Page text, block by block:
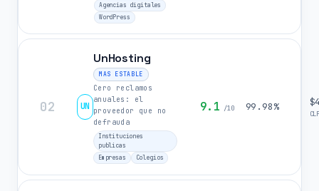
Agencias digitales
WordPress
02 UN
UnHosting
MAS ESTABLE
Cero reclamos
anuales: el
proveedor que no
defrauda
Instituciones
publicas
Empresas
Colegios
9.1 /10 99.98%